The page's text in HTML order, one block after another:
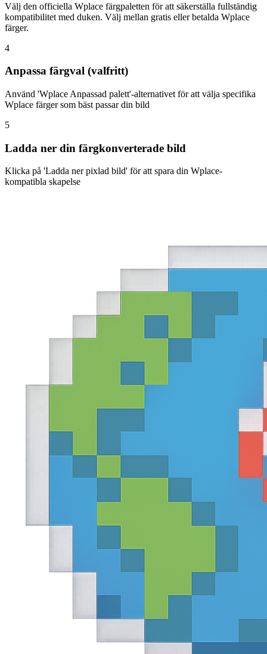
Välj den officiella Wplace färgpaletten för att säkerställa fullständig
kompatibilitet med duken. Välj mellan gratis eller betalda Wplace
färger.
4
Anpassa färgval (valfritt)
Använd 'Wplace Anpassad palett'-alternativet för att välja specifika
Wplace färger som bäst passar din bild
5
Ladda ner din färgkonverterade bild
Klicka på 'Ladda ner pixlad bild' för att spara din Wplace-
kompatibla skapelse